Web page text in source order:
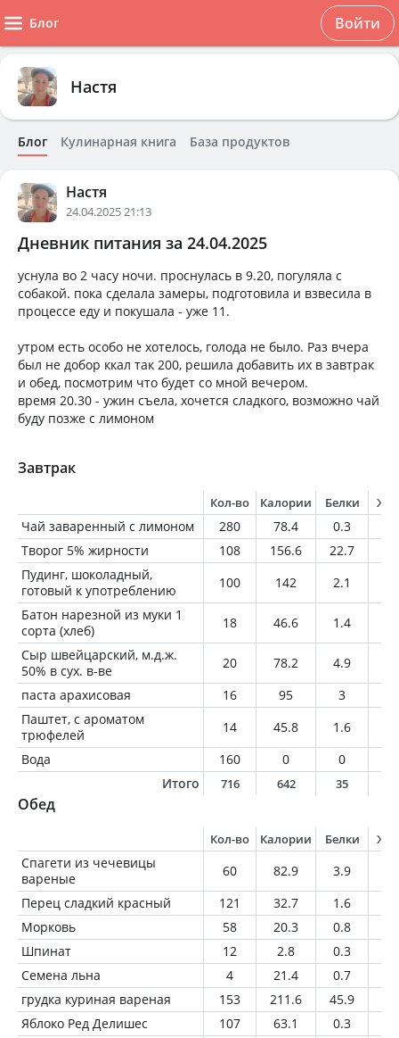
Блог Войти
Настя
Блог Кулинарная книга База продуктов
Настя
24.04.2025 21:13
Дневник питания за 24.04.2025
уснула во 2 часу ночи. проснулась в 9.20, погуляла с
собакой. пока сделала замеры, подготовила и взвесила в
процессе еду и покушала - уже 11.
утром есть особо не хотелось, голода не было. Раз вчера
был не добор ккал так 200, решила добавить их в завтрак
и обед, посмотрим что будет со мной вечером.
время 20.30 - ужин съела, хочется сладкого, возможно чай
буду позже с лимоном
Завтрак
Кол-во Калории Белки
Чай заваренный с лимоном 280 78.4 0.3
Творог 5% жирности
108 156.6 22.7
Пудинг, шоколадный,
готовый к употреблению
100 142 2.1
Батон нарезной из муки 1
сорта (хлеб)
18 46.6 1.4
Сыр швейцарский, м.д.ж.
50% в сух. в-ве
20 78.2 4.9
паста арахисовая
16 95 3
Паштет, с ароматом
трюфелей
14 45.8 1.6
Вода
160 0 0
Итого
716 642 35
Обед
Кол-во Калории Белки
Спагети из чечевицы
вареные
60 82.9 3.9
Перец сладкий красный
121 32.7 1.6
Морковь
58 20.3 0.8
Шпинат
12 2.8 0.3
Семена льна
4 21.4 0.7
грудка куриная вареная
153 211.6 45.9
Яблоко Ред Делишес
107 63.1 0.3